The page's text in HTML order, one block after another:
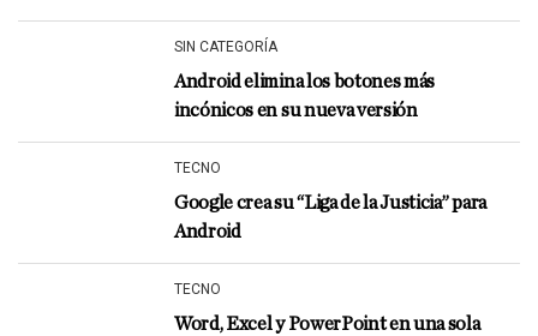
SIN CATEGORÍA
Android elimina los botones más
incónicos en su nueva versión
TECNO
Google crea su “Liga de la Justicia” para
Android
TECNO
Word, Excel y PowerPoint en una sola